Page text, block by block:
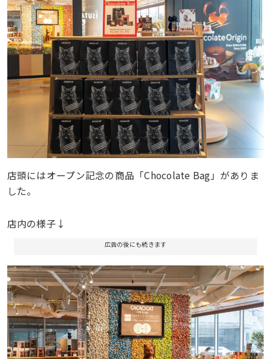
店頭にはオープン記念の商品「Chocolate Bag」がありま
した。
店内の様子↓
広告の後にも続きます